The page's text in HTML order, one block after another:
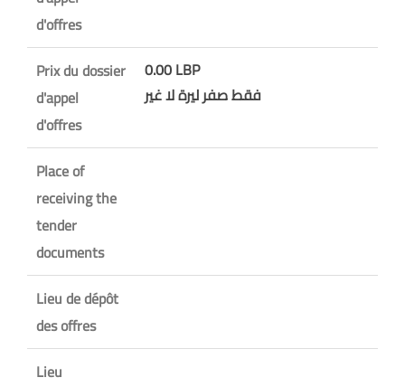
d'offres
Prix du dossier
d'appel
d'offres
0.00 LBP
فقط صفر ليرة لا غير
Place of
receiving the
tender
documents
Lieu de dépôt
des offres
Lieu